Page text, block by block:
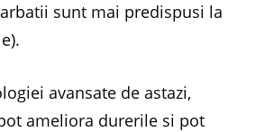
sunt mai predispusi la
avansate de astazi,
ameliora durerile si pot